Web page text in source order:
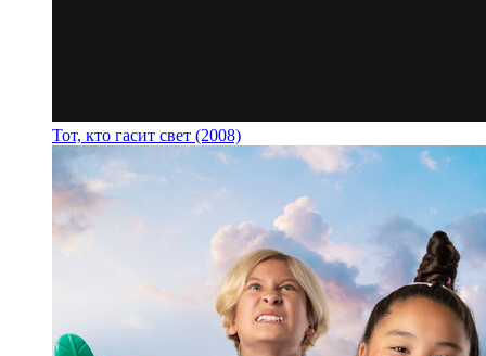
Тот, кто гасит свет (2008)